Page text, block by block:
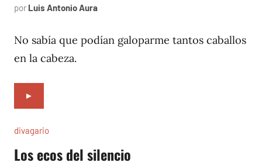
por Luis Antonio Aura
1996
No sabía que podían galoparme tantos caballos
en la cabeza.
►
divagario
Los ecos del silencio